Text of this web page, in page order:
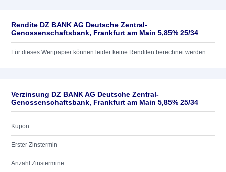
Rendite DZ BANK AG Deutsche Zentral-
Genossenschaftsbank, Frankfurt am Main 5,85% 25/34
Für dieses Wertpapier können leider keine Renditen berechnet werden.
Verzinsung DZ BANK AG Deutsche Zentral-
Genossenschaftsbank, Frankfurt am Main 5,85% 25/34
Kupon
Erster Zinstermin
Anzahl Zinstermine